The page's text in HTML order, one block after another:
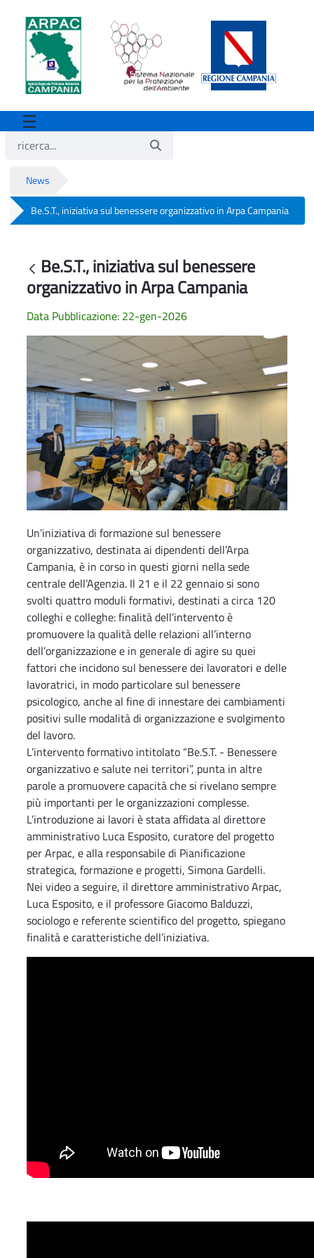
News
Be.S.T., iniziativa sul benessere organizzativo in Arpa Campania
Indietro
Be.S.T., iniziativa sul benessere
organizzativo in Arpa Campania
Data Pubblicazione: 22-gen-2026
Un’iniziativa di formazione sul benessere
organizzativo, destinata ai dipendenti dell’Arpa
Campania, è in corso in questi giorni nella sede
centrale dell’Agenzia. Il 21 e il 22 gennaio si sono
svolti quattro moduli formativi, destinati a circa 120
colleghi e colleghe: finalità dell’intervento è
promuovere la qualità delle relazioni all’interno
dell’organizzazione e in generale di agire su quei
fattori che incidono sul benessere dei lavoratori e delle
lavoratrici, in modo particolare sul benessere
psicologico, anche al fine di innestare dei cambiamenti
positivi sulle modalità di organizzazione e svolgimento
del lavoro.
L’intervento formativo intitolato “Be.S.T. - Benessere
organizzativo e salute nei territori”, punta in altre
parole a promuovere capacità che si rivelano sempre
più importanti per le organizzazioni complesse.
L’introduzione ai lavori è stata affidata al direttore
amministrativo Luca Esposito, curatore del progetto
per Arpac, e alla responsabile di Pianificazione
strategica, formazione e progetti, Simona Gardelli.
Nei video a seguire, il direttore amministrativo Arpac,
Luca Esposito, e il professore Giacomo Balduzzi,
sociologo e referente scientifico del progetto, spiegano
finalità e caratteristiche dell’iniziativa.